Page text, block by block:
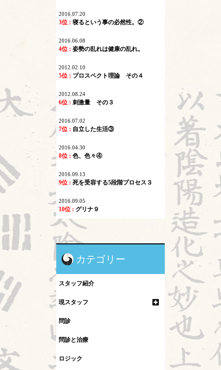
2016.07.20
3位 : 寝るという事の必然性。②
2016.06.08
4位 : 姿勢の乱れは健康の乱れ。
2012.02.10
5位 : プロスペクト理論 その４
2012.08.24
6位 : 刺激量 その３
2016.07.02
7位 : 自立した生活③
2016.04.30
8位 : 色、色々④
2016.09.13
9位 : 死を受容する5段階プロセス３
2016.09.05
10位 : グリナ９
カテゴリー
スタッフ紹介
現スタッフ
問診
問診と治療
ロジック